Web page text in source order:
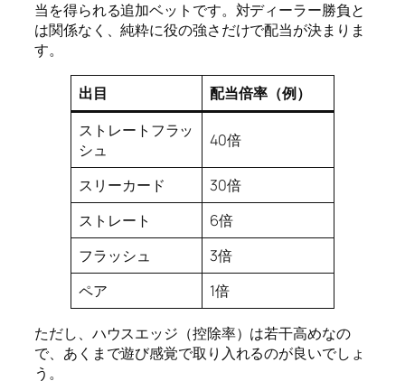
当を得られる追加ベットです。対ディーラー勝負と
は関係なく、純粋に役の強さだけで配当が決まりま
す。
出目
配当倍率（例）
ストレートフラッ
シュ
40倍
スリーカード
30倍
ストレート
6倍
フラッシュ
3倍
ペア
1倍
ただし、ハウスエッジ（控除率）は若干高めなの
で、あくまで遊び感覚で取り入れるのが良いでしょ
う。